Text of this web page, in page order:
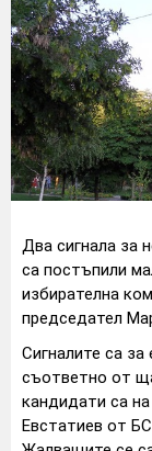
Два сигнала за
са постъпили
избирателна
председател
Сигналите са
съответно от
кандидати са
Евстатиев от